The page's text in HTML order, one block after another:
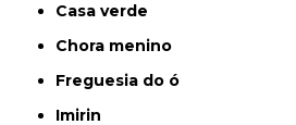
casa verde
chora menino
freguesia do ó
imirin